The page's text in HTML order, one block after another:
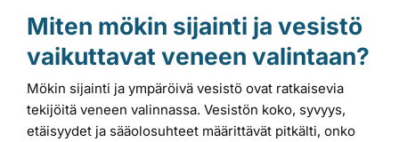
Miten mökin sijainti ja vesistö
vaikuttavat veneen valintaan?
Mökin sijainti ja ympäröivä vesistö ovat ratkaisevia
tekijöitä veneen valinnassa. Vesistön koko, syvyys,
etäisyydet ja sääolosuhteet määrittävät pitkälti, onko